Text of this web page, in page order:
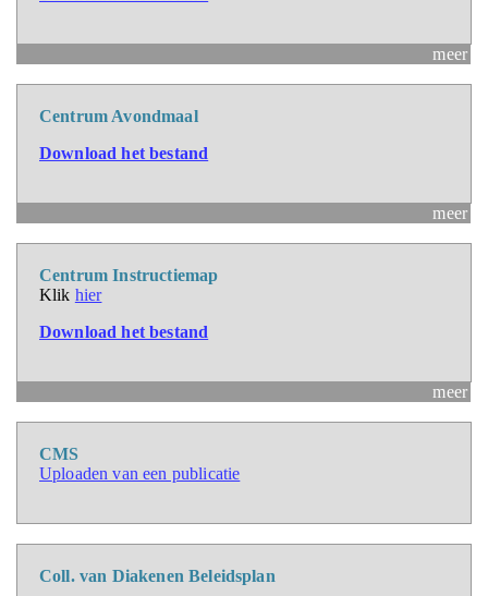
meer
Centrum Avondmaal
Download het bestand
meer
Centrum Instructiemap
Klik hier
Download het bestand
meer
CMS
Uploaden van een publicatie
Coll. van Diakenen Beleidsplan